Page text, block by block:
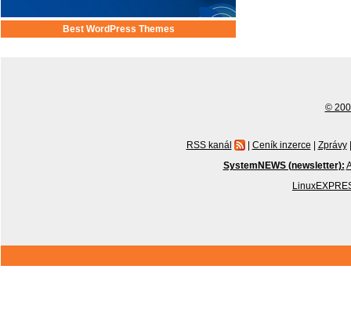
Best WordPress Themes
©
RSS kanál | Ceník inzerce | Zprávy |
SystemNEWS (newsletter):